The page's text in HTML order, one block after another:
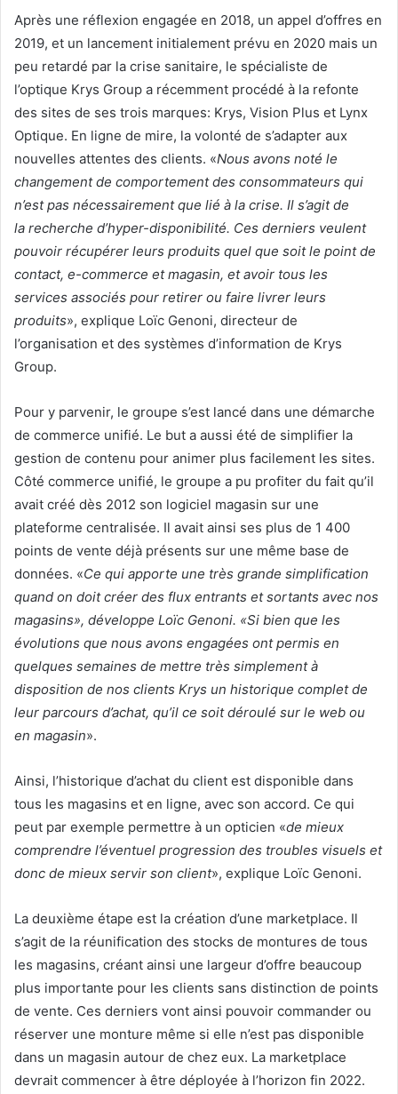
Après une réflexion engagée en 2018, un appel d’offres en
2019, et un lancement initialement prévu en 2020 mais un
peu retardé par la crise sanitaire, le spécialiste de
l’optique Krys Group a récemment procédé à la refonte
des sites de ses trois marques: Krys, Vision Plus et Lynx
Optique. En ligne de mire, la volonté de s’adapter aux
nouvelles attentes des clients. «Nous avons noté le
changement de comportement des consommateurs qui
n’est pas nécessairement que lié à la crise. Il s’agit de
la recherche d’hyper-disponibilité. Ces derniers veulent
pouvoir récupérer leurs produits quel que soit le point de
contact, e-commerce et magasin, et avoir tous les
services associés pour retirer ou faire livrer leurs
produits», explique Loïc Genoni, directeur de
l’organisation et des systèmes d’information de Krys
Group.
Pour y parvenir, le groupe s’est lancé dans une démarche
de commerce unifié. Le but a aussi été de simplifier la
gestion de contenu pour animer plus facilement les sites.
Côté commerce unifié, le groupe a pu profiter du fait qu’il
avait créé dès 2012 son logiciel magasin sur une
plateforme centralisée. Il avait ainsi ses plus de 1 400
points de vente déjà présents sur une même base de
données. «Ce qui apporte une très grande simplification
quand on doit créer des flux entrants et sortants avec nos
magasins», développe Loïc Genoni. «Si bien que les
évolutions que nous avons engagées ont permis en
quelques semaines de mettre très simplement à
disposition de nos clients Krys un historique complet de
leur parcours d’achat, qu’il ce soit déroulé sur le web ou
en magasin».
Ainsi, l’historique d’achat du client est disponible dans
tous les magasins et en ligne, avec son accord. Ce qui
peut par exemple permettre à un opticien «de mieux
comprendre l’éventuel progression des troubles visuels et
donc de mieux servir son client», explique Loïc Genoni.
La deuxième étape est la création d’une marketplace. Il
s’agit de la réunification des stocks de montures de tous
les magasins, créant ainsi une largeur d’offre beaucoup
plus importante pour les clients sans distinction de points
de vente. Ces derniers vont ainsi pouvoir commander ou
réserver une monture même si elle n’est pas disponible
dans un magasin autour de chez eux. La marketplace
devrait commencer à être déployée à l’horizon fin 2022.